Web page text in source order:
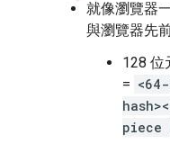
就像瀏覽器
與瀏覽器先
128 位
=
piece